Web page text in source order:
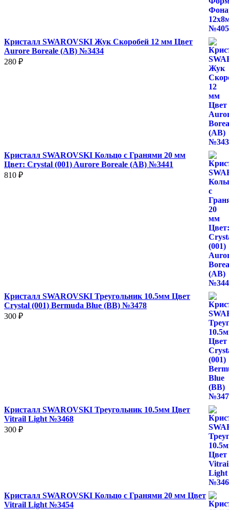
Кристалл SWAROVSKI Жук Скоробей 12 мм Цвет
Aurore Boreale (AB) №3434
280 ₽
Кристалл SWAROVSKI Кольцо с Гранями 20 мм
Цвет: Crystal (001) Aurore Boreale (AB) №3441
810 ₽
Кристалл SWAROVSKI Треугольник 10.5мм Цвет
Crystal (001) Bermuda Blue (BB) №3478
300 ₽
Кристалл SWAROVSKI Треугольник 10.5мм Цвет
Vitrail Light №3468
300 ₽
Кристалл SWAROVSKI Кольцо с Гранями 20 мм Цвет
Vitrail Light №3454